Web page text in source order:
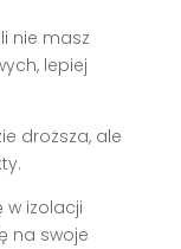
nie masz
lepiej
droższa, ale
w izolacji
na swoje